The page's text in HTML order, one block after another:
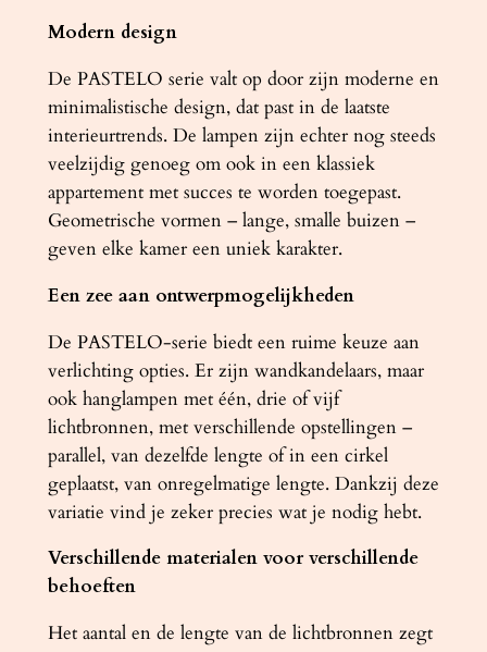
o
d
a
a
n
t
a
l
Modern design
De PASTELO serie valt op door zijn moderne en
minimalistische design, dat past in de laatste
interieurtrends. De lampen zijn echter nog steeds
veelzijdig genoeg om ook in een klassiek
appartement met succes te worden toegepast.
Geometrische vormen – lange, smalle buizen –
geven elke kamer een uniek karakter.
Een zee aan ontwerpmogelijkheden
De PASTELO-serie biedt een ruime keuze aan
verlichting opties. Er zijn wandkandelaars, maar
ook hanglampen met één, drie of vijf
lichtbronnen, met verschillende opstellingen –
parallel, van dezelfde lengte of in een cirkel
geplaatst, van onregelmatige lengte. Dankzij deze
variatie vind je zeker precies wat je nodig hebt.
Verschillende materialen voor verschillende
behoeften
Het aantal en de lengte van de lichtbronnen zegt